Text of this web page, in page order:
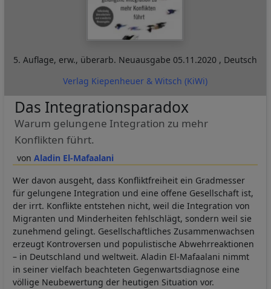
5. Auflage, erw., überarb. Neuausgabe 05.11.2020 , Deutsch
Verlag Kiepenheuer & Witsch (KiWi)
Aladin El-Mafaalani
Das Integrationsparadox
Warum gelungene Integration zu mehr
Konflikten führt.
Wer davon ausgeht, dass Konfliktfreiheit ein Gradmesser
für gelungene Integration und eine offene Gesellschaft ist,
der irrt. Konflikte entstehen nicht, weil die Integration von
Migranten und Minderheiten fehlschlägt, sondern weil sie
zunehmend gelingt. Gesellschaftliches Zusammenwachsen
erzeugt Kontroversen und populistische Abwehrreaktionen
– in Deutschland und weltweit. Aladin El-Mafaalani nimmt
in seiner vielfach beachteten Gegenwartsdiagnose eine
völlige Neubewertung der heutigen Situation vor.